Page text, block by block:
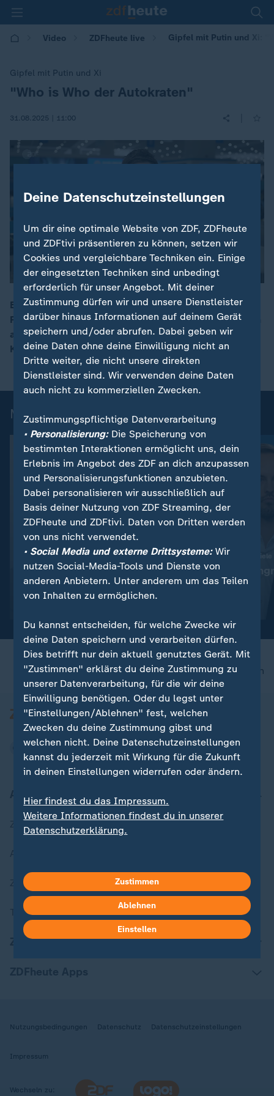
Video ZDFheute live Gipfel mit Putin und Xi:
Gipfel mit Putin und Xi
:"Who is Who der Autokraten"
31.08.2025 | 11:00
Beim Gipfel der SCO träfen sich Staats- und
Regierungschefs, die den Europäern "die Sorgenfalten
auf die Stirn treiben", wie Iran, so ZDF-Peking-
Korrespondentin Miriam Steimer.
Mehr aus ZDFheute live
Abwehr ballistischer Raketen:
"Das ist die Champions-
League der Technologie"
Ukraine trifft neue Ziele
"Deutlicher
Alltag"
nach oben
Aktuell bei ZDFheute
Zuletzt veröffentlicht
ZDFheute Stories
Themen im Überblick
ZDFheute Update
Nutzungsbedingungen Datenschutz Datenschutzeinstellungen
Impressum
Wechseln zu:
Deine Datenschutzeinstellungen
Um dir eine optimale Website von ZDF, ZDFheute
und ZDFtivi präsentieren zu können, setzen wir
Cookies und vergleichbare Techniken ein. Einige
der eingesetzten Techniken sind unbedingt
erforderlich für unser Angebot. Mit deiner
Zustimmung dürfen wir und unsere Dienstleister
darüber hinaus Informationen auf deinem Gerät
speichern und/oder abrufen. Dabei geben wir
deine Daten ohne deine Einwilligung nicht an
Dritte weiter, die nicht unsere direkten
Dienstleister sind. Wir verwenden deine Daten
auch nicht zu kommerziellen Zwecken.
Zustimmungspflichtige Datenverarbeitung
• Personalisierung:Die Speicherung von
bestimmten Interaktionen ermöglicht uns, dein
Erlebnis im Angebot des ZDF an dich anzupassen
und Personalisierungsfunktionen anzubieten.
Dabei personalisieren wir ausschließlich auf
Basis deiner Nutzung von ZDF Streaming, der
ZDFheute und ZDFtivi. Daten von Dritten werden
von uns nicht verwendet.
• Social Media und externe Drittsysteme:Wir
nutzen Social-Media-Tools und Dienste von
anderen Anbietern. Unter anderem um das Teilen
von Inhalten zu ermöglichen.
Du kannst entscheiden, für welche Zwecke wir
deine Daten speichern und verarbeiten dürfen.
Dies betrifft nur dein aktuell genutztes Gerät. Mit
"Zustimmen" erklärst du deine Zustimmung zu
unserer Datenverarbeitung, für die wir deine
Einwilligung benötigen. Oder du legst unter
"Einstellungen/Ablehnen" fest, welchen
Zwecken du deine Zustimmung gibst und
welchen nicht. Deine Datenschutzeinstellungen
kannst du jederzeit mit Wirkung für die Zukunft
in deinen Einstellungen widerrufen oder ändern.
Hier findest du das Impressum.
Weitere Informationen findest du in unserer
Datenschutzerklärung.
Zustimmen
Ablehnen
Einstellen